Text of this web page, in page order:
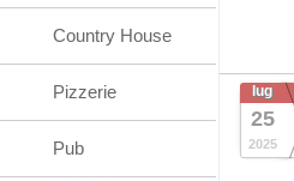
lug
25
2025
Country House
Pizzerie
Pub